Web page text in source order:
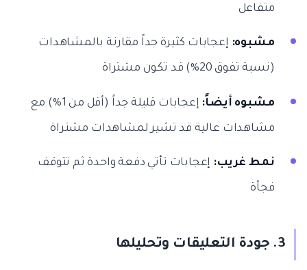
متفاعل
مشبوه: إعجابات كثيرة جداً مقارنة بالمشاهدات
(نسبة تفوق 20%) قد تكون مشتراة
مشبوه أيضاً: إعجابات قليلة جداً (أقل من 1%) مع
مشاهدات عالية قد تشير لمشاهدات مشتراة
نمط غريب: إعجابات تأتي دفعة واحدة ثم تتوقف
فجأة
3. جودة التعليقات وتحليلها